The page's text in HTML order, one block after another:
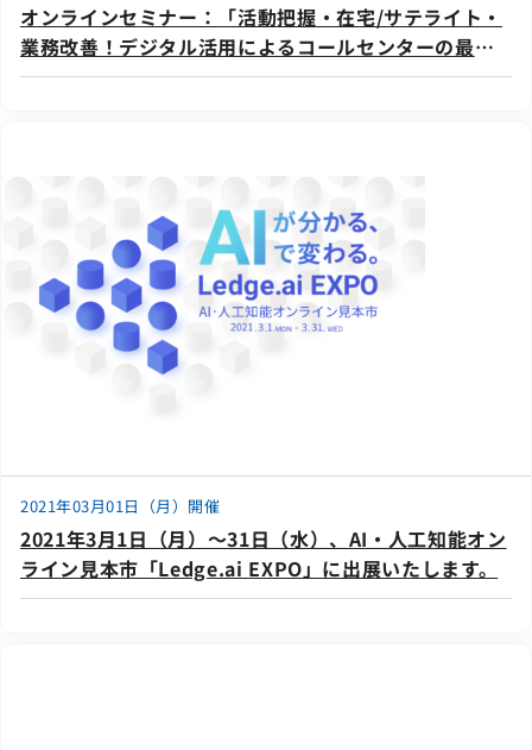
オンラインセミナー：「活動把握・在宅/サテライト・
業務改善！デジタル活用によるコールセンターの最新
オペレーション」、3月10日（水）開催
2021年03月01日（月）開催
2021年3月1日（月）～31日（水）、AI・人工知能オン
ライン見本市「Ledge.ai EXPO」に出展いたします。